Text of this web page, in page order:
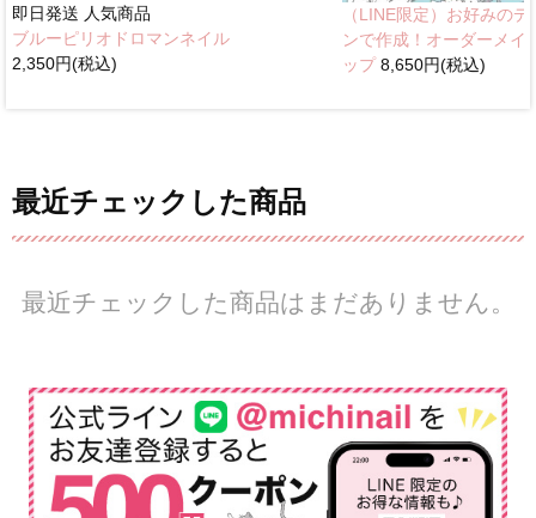
即日発送 人気商品
ブルーピリオドロマンネイル
2,350円(税込)
（LINE限定）お好みのデ
ンで作成！オーダーメイ
ップ8,650円(税込)
最近チェックした商品
最近チェックした商品はまだありません。